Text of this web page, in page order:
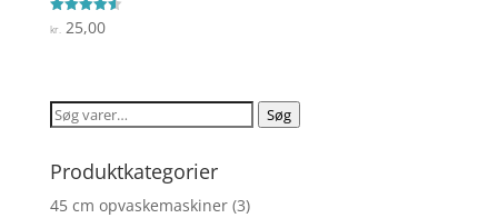
Vurderet
4.6
kr.25,00
Søg
Søg
Produktkategorier
45 cm opvaskemaskiner (3)